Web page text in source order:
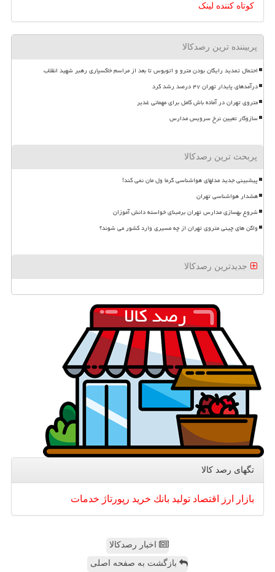
کوتاه کننده لینک
پربیننده ترین رصدکالا
احتمال تمدید رایگان بودن مترو و اتوبوس تا بعد از مراسم خاکسپاری رهبر شهید انقلاب
درآمدهای پایدار تهران ۴۷ درصد رشد کرد
متروی تهران در آماده باش کامل برای مهمانی غدیر
سازوکار تعیین نرخ سرویس مدارس
پربحث ترین رصدکالا
پیشبینی جدید مدلهای هواشناسی گرما ول مان نمی کند!
هشدار هواشناسی تهران
شروع بهسازی مدارس تهران برمبنای خواسته دانش آموزان
واگن های چینی متروی تهران از چه مسیری وارد کشور می شوند؟
جدیدترین رصدکالا
تگهای رصد كالا
بازار ارز اقتصاد تولید بانك خرید رپورتاژ خدمات
اخبار رصدکالا
بازگشت به صفحه اصلی